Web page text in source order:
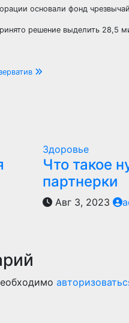
основали фонд
решение выделить 28,5
Здоровье
Что такое
партнерки
Авг 3, 2023